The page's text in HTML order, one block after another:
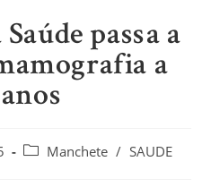
passa a
a
Manchete / SAUDE